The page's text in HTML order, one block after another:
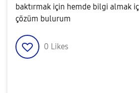
baktırmak için hemde bilgi almak
çözüm bulurum
0 Likes